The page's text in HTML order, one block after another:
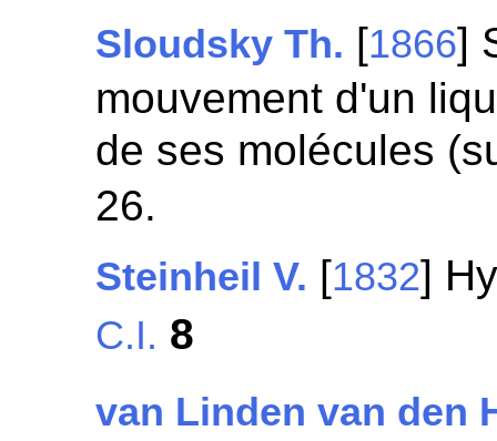
Sloudsky Th. [1866]
mouvement d'un
de ses molécules
26.
Steinheil V. [1832]
C.I. 8
van Linden van den